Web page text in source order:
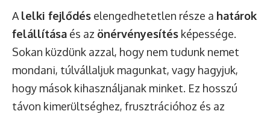
A lelki fejlődés elengedhetetlen része a határok
felállítása és az önérvényesítés képessége.
Sokan küzdünk azzal, hogy nem tudunk nemet
mondani, túlvállaljuk magunkat, vagy hagyjuk,
hogy mások kihasználjanak minket. Ez hosszú
távon kimerültséghez, frusztrációhoz és az